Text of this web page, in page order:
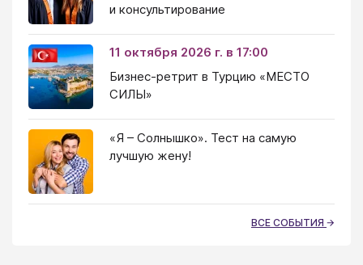
и консультирование
11 октября 2026 г. в 17:00
Бизнес-ретрит в Турцию «МЕСТО
СИЛЫ»
«Я – Солнышко». Тест на самую
лучшую жену!
ВСЕ СОБЫТИЯ